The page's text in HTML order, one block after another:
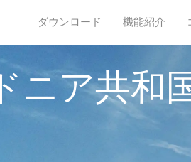
ダウンロード 機能紹介
ニア共和